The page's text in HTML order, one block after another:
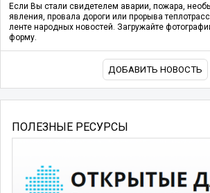
Если Вы стали свидетелем аварии, пожара,
явления, провала дороги или прорыва
ленте народных новостей. Загружайте
форму.
ДОБАВИТЬ НОВОСТЬ
ПОЛЕЗНЫЕ РЕСУРСЫ